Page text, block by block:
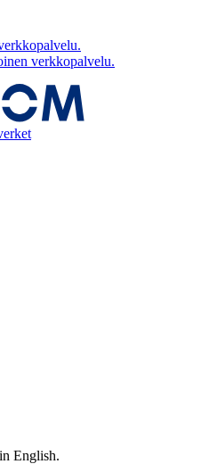
verkkopalvelu.
English.